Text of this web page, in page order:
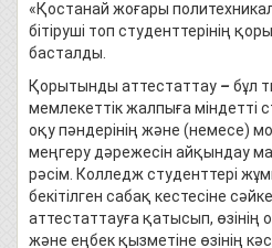
«Қостанай жоғары
бітіруші топ студенттерінің
басталды.
Қорытынды аттестаттау – бұл
мемлекеттік жалпыға міндетті
оқу пәндерінің және (немесе)
меңгеру дәрежесін айқындау
рәсім. Колледж студенттері
бекітілген сабақ кестесіне
аттестаттауға қатысып, өзінің
және еңбек қызметіне өзінің